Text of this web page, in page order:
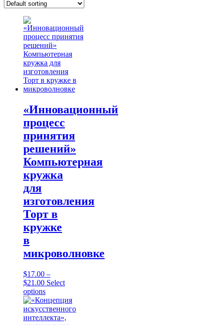
«Инновационный
процесс
принятия
решений»
Компьютерная
кружка
для
изготовления
Торт в
кружке
в
микроволновке
$17.00 –
$21.00Price
range:
$17.00
through
$21.00
Select
optionsThis
product
has
multiple